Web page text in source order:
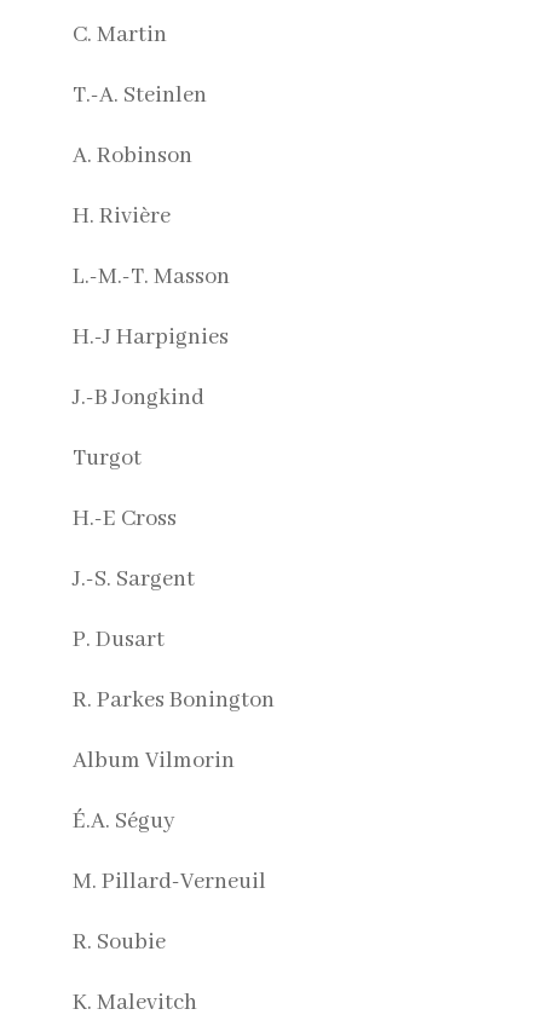
C. Martin
T.-A. Steinlen
A. Robinson
H. Rivière
L.-M.-T. Masson
H.-J Harpignies
J.-B Jongkind
Turgot
H.-E Cross
J.-S. Sargent
P. Dusart
R. Parkes Bonington
Album Vilmorin
É.A. Séguy
M. Pillard-Verneuil
R. Soubie
K. Malevitch